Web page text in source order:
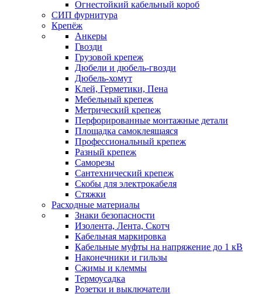
Огнестойкий кабельный короб
СИП фурнитура
Крепёж
Анкеры
Гвозди
Грузовой крепеж
Дюбели и дюбель-гвозди
Дюбель-хомут
Клей, Герметики, Пена
Мебельный крепеж
Метрический крепеж
Перфорированные монтажные детали
Площадка самоклеящаяся
Профессиональный крепеж
Разный крепеж
Саморезы
Сантехнический крепеж
Скобы для электрокабеля
Стяжки
Расходные материалы
Знаки безопасности
Изолента, Лента, Скотч
Кабельная маркировка
Кабельные муфты на напряжение до 1 кВ
Наконечники и гильзы
Сжимы и клеммы
Термоусадка
Розетки и выключатели